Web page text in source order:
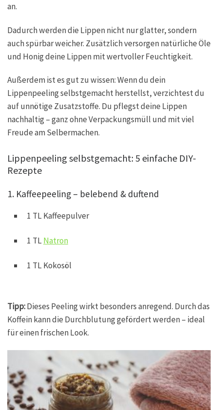
an.
Dadurch werden die Lippen nicht nur glatter, sondern
auch spürbar weicher. Zusätzlich versorgen natürliche Öle
und Honig deine Lippen mit wertvoller Feuchtigkeit.
Außerdem ist es gut zu wissen: Wenn du dein
Lippenpeeling selbstgemacht herstellst, verzichtest du
auf unnötige Zusatzstoffe. Du pflegst deine Lippen
nachhaltig – ganz ohne Verpackungsmüll und mit viel
Freude am Selbermachen.
Lippenpeeling selbstgemacht: 5 einfache DIY-
Rezepte
1. Kaffeepeeling – belebend & duftend
1 TL Kaffeepulver
1 TLNatron
1 TL Kokosöl
Tipp:Dieses Peeling wirkt besonders anregend. Durch das
Koffein kann die Durchblutung gefördert werden – ideal
für einen frischen Look.